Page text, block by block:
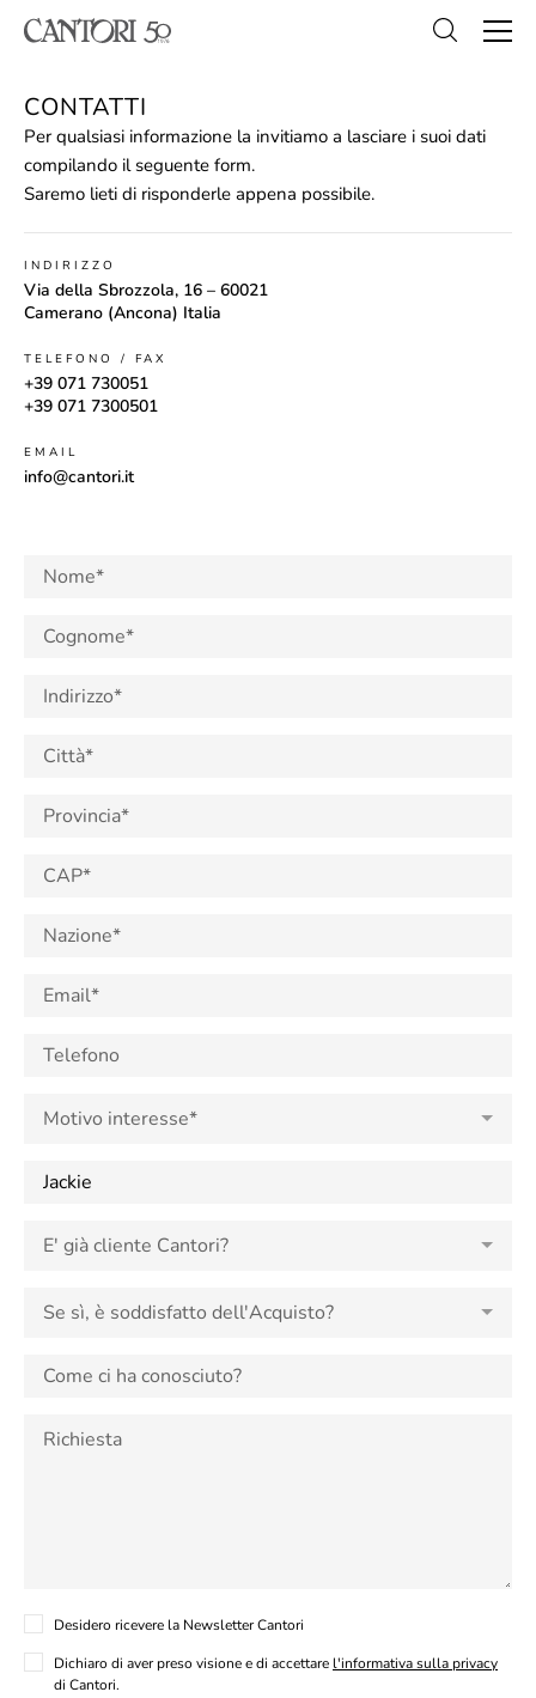
CONTATTI
Per qualsiasi informazione la invitiamo a lasciare i suoi dati
compilando il seguente form.
Saremo lieti di risponderle appena possibile.
INDIRIZZO
Via della Sbrozzola, 16 – 60021
Camerano (Ancona) Italia
TELEFONO / FAX
+39 071 730051
+39 071 7300501
EMAIL
info@cantori.it
Motivo interesse*
E' già cliente Cantori?
Se sì, è soddisfatto dell'Acquisto?
Desidero ricevere la Newsletter Cantori
Dichiaro di aver preso visione e di accettarel'informativa sulla privacy
di Cantori.